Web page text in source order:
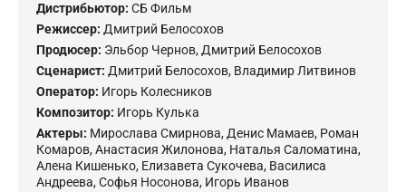
Дистрибьютор: СБ Фильм
Режиссер: Дмитрий Белосохов
Продюсер: Эльбор Чернов,Дмитрий Белосохов
Сценарист: Дмитрий Белосохов, Владимир Литвинов
Оператор: Игорь Колесников
Композитор: Игорь Кулька
Актеры: Мирослава Смирнова,Денис Мамаев, Роман
Комаров,Анастасия Жилонова, Наталья Саломатина,
Алена Кишенько, Елизавета Сукочева, Василиса
Андреева,Софья Носонова, Игорь Иванов